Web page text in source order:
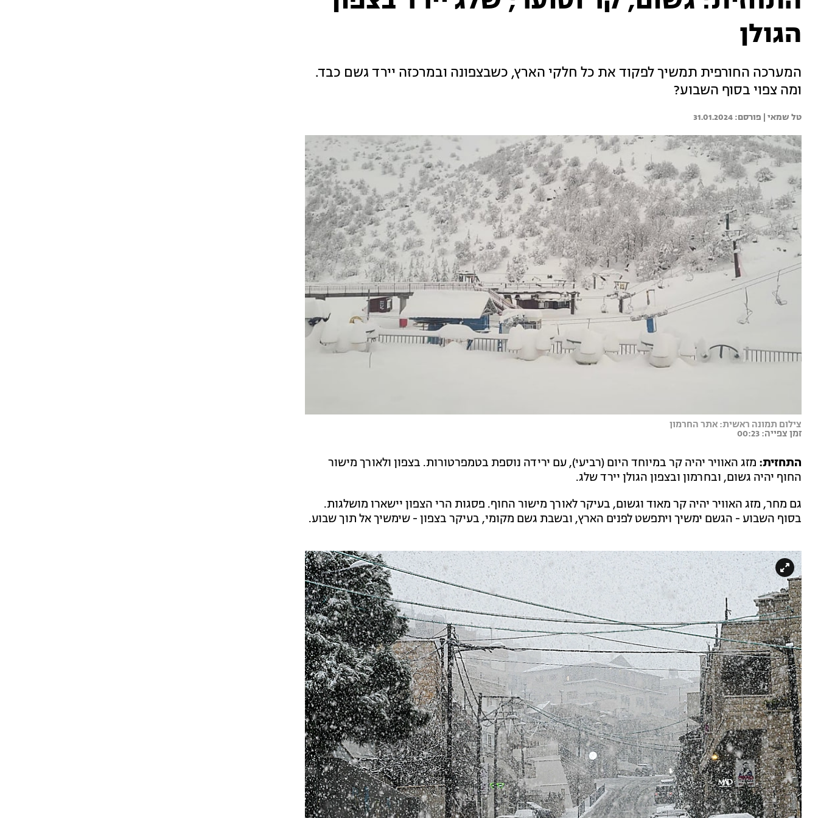
הגולן
המערכה החורפית תמשיך לפקוד את כל חלקי הארץ, כשבצפונה ובמרכזה יירד גשם כבד.
ומה צפוי בסוף השבוע?
טל שמאי | 31.01.2024
צילום תמונה ראשית: אתר החרמון
זמן צפייה: 00:23
התחזית: מזג האוויר יהיה קר במיוחד היום (רביעי), עם ירידה נוספת בטמפרטורות. בצפון ולאורך מישור
החוף יהיה גשום, ובחרמון ובצפון הגולן יירד שלג.
גם מחר, מזג האוויר יהיה קר מאוד וגשום, בעיקר לאורך מישור החוף. פסגות הרי הצפון יישארו מושלגות.
בסוף השבוע - הגשם ימשיך ויתפשט לפנים הארץ, ובשבת גשם מקומי, בעיקר בצפון - שימשיך אל תוך שבוע.